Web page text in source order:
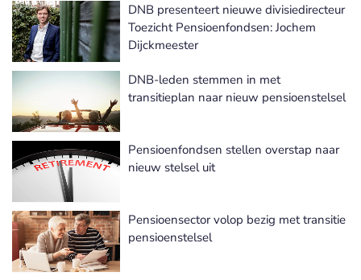
DNB presenteert nieuwe divisiedirecteur
Toezicht Pensioenfondsen: Jochem
Dijckmeester
DNB-leden stemmen in met
transitieplan naar nieuw pensioenstelsel
Pensioenfondsen stellen overstap naar
nieuw stelsel uit
Pensioensector volop bezig met transitie
pensioenstelsel